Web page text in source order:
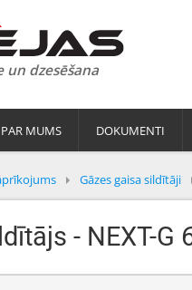
dzesēšana
PAR MUMS DOKUMENTI
Gāzes gaisa sildītāji
- NEXT-G